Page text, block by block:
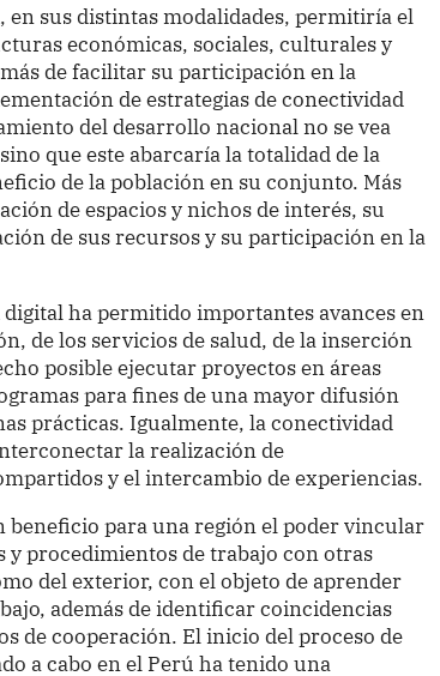
en sus distintas modalidades, permitiría el
económicas, sociales, culturales y
de facilitar su participación en la
de estrategias de conectividad
del desarrollo nacional no se vea
que este abarcaría la totalidad de la
de la población en su conjunto. Más
de espacios y nichos de interés, su
de sus recursos y su participación en la
ha permitido importantes avances en
de los servicios de salud, de la inserción
posible ejecutar proyectos en áreas
para fines de una mayor difusión
prácticas. Igualmente, la conectividad
la realización de
y el intercambio de experiencias.
beneficio para una región el poder vincular
y procedimientos de trabajo con otras
del exterior, con el objeto de aprender
además de identificar coincidencias
de cooperación. El inicio del proceso de
a cabo en el Perú ha tenido una